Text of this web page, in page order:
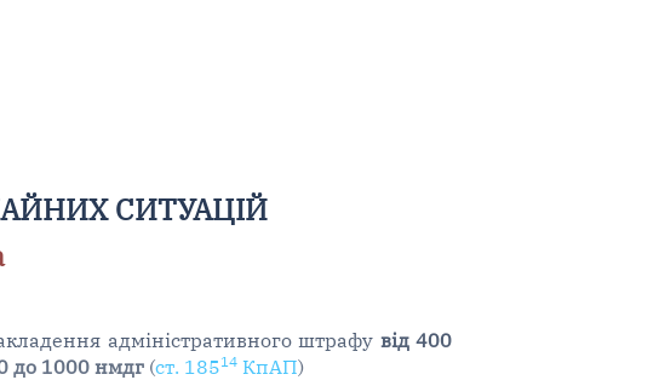
СИТУАЦІЙ
адміністративного штрафу від 400
до 1000 нмдг(ст. 18514 КпАП)